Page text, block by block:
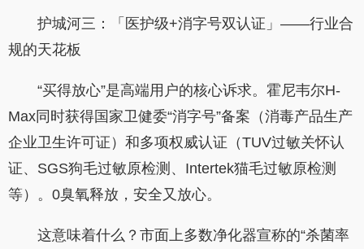
护城河三：「医护级+消字号双认证」——行业合
规的天花板
“买得放心”是高端用户的核心诉求。霍尼韦尔H-
Max同时获得国家卫健委“消字号”备案（消毒产品生产
企业卫生许可证）和多项权威认证（TUV过敏关怀认
证、SGS狗毛过敏原检测、Intertek猫毛过敏原检测
等）。0臭氧释放，安全又放心。
这意味着什么？市面上多数净化器宣称的“杀菌率